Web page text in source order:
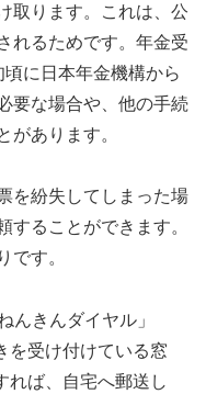
取ります。これは、公
れるためです。年金受
に日本年金機構から
要な場合や、他の手続
があります。
を紛失してしまった場
することができます。
です。
んきんダイヤル」
を受け付けている窓
れば、自宅へ郵送し